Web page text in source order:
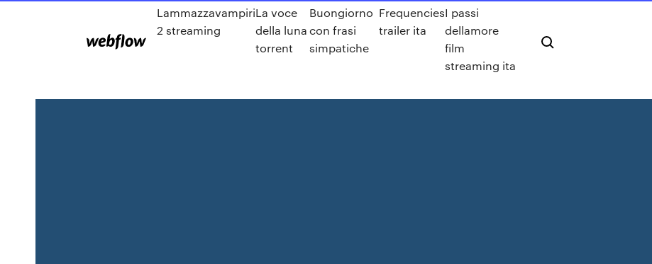
Lammazzavampiri
2 streaming
La voce
della luna
torrent
Buongiorno
con frasi
simpatiche
Frequencies
trailer ita
I passi
dellamore
film
streaming ita